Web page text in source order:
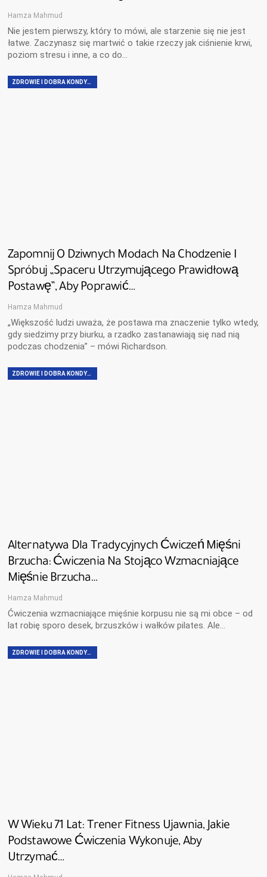
Hamza Mahmud
Nie jestem pierwszy, który to mówi, ale starzenie się nie jest
łatwe. Zaczynasz się martwić o takie rzeczy jak ciśnienie krwi,
poziom stresu i inne, a co do...
ZDROWIE I DOBRA KONDYCJA
Zapomnij O Dziwnych Modach Na Chodzenie I
Spróbuj „spaceru Utrzymującego Prawidłową
Postawę”, Aby Poprawić…
Hamza Mahmud
„Większość ludzi uważa, że ​​postawa ma znaczenie tylko wtedy,
gdy siedzimy przy biurku, a rzadko zastanawiają się nad nią
podczas chodzenia” – mówi Richardson.
ZDROWIE I DOBRA KONDYCJA
Alternatywa Dla Tradycyjnych Ćwiczeń Mięśni
Brzucha: Ćwiczenia Na Stojąco Wzmacniające
Mięśnie Brzucha…
Hamza Mahmud
Ćwiczenia wzmacniające mięśnie korpusu nie są mi obce – od
lat robię sporo desek, brzuszków i wałków pilates. Ale…
ZDROWIE I DOBRA KONDYCJA
W Wieku 71 Lat: Trener Fitness Ujawnia, Jakie
Podstawowe Ćwiczenia Wykonuje, Aby
Utrzymać…